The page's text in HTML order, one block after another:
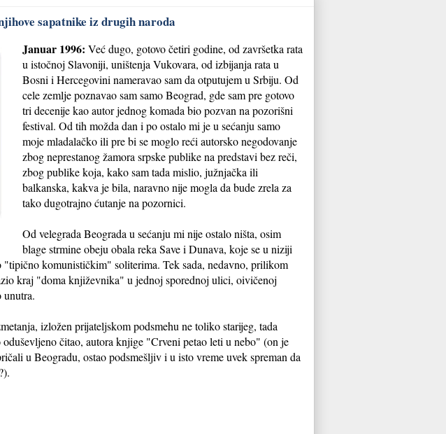
sapatnike iz drugih naroda
Januar 1996: Već dugo, gotovo četiri godine, od završetka rata
u istočnoj Slavoniji, uništenja Vukovara, od izbijanja rata u
Bosni i Hercegovini nameravao sam da otputujem u Srbiju. Od
cele zemlje poznavao sam samo Beograd, gde sam pre gotovo
tri decenije kao autor jednog komada bio pozvan na pozorišni
festival. Od tih možda dan i po ostalo mi je u sećanju samo
moje mladalačko ili pre bi se moglo reći autorsko negodovanje
zbog neprestanog žamora srpske publike na predstavi bez reči,
zbog publike koja, kako sam tada mislio, južnjačka ili
balkanska, kakva je bila, naravno nije mogla da bude zrela za
tako dugotrajno ćutanje na pozornici.
Od velegrada Beograda u sećanju mi nije ostalo ništa, osim
blage strmine obeju obala reka Save i Dunava, koje se u niziji
komunističkim" soliterima. Tek sada, nedavno, prilikom
kraj "doma književnika" u jednoj sporednoj ulici, oivičenoj
unutra.
izložen prijateljskom podsmehu ne toliko starijeg, tada
čitao, autora knjige "Crveni petao leti u nebo" (on je
u Beogradu, ostao podsmešljiv i u isto vreme uvek spreman da